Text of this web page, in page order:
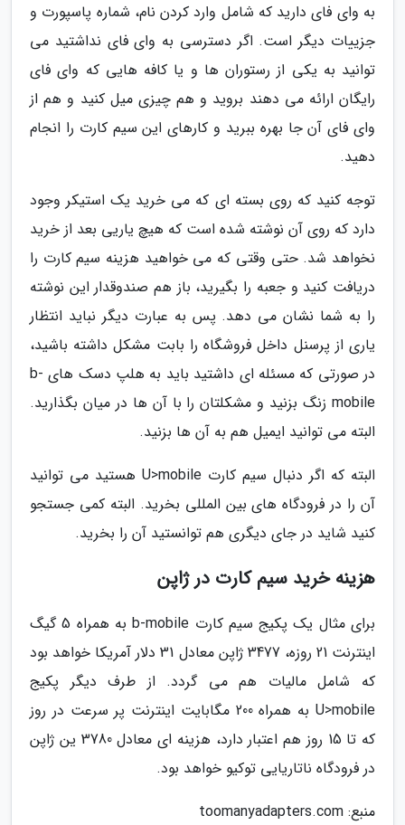
به وای فای دارید که شامل وارد کردن نام، شماره پاسپورت و
جزییات دیگر است. اگر دسترسی به وای فای نداشتید می
توانید به یکی از رستوران ها و یا کافه هایی که وای فای
رایگان ارائه می دهند بروید و هم چیزی میل کنید و هم از
وای فای آن جا بهره ببرید و کارهای این سیم کارت را انجام
دهید.
توجه کنید که روی بسته ای که می خرید یک استیکر وجود
دارد که روی آن نوشته شده است که هیچ یاریی بعد از خرید
نخواهد شد. حتی وقتی که می خواهید هزینه سیم کارت را
دریافت کنید و جعبه را بگیرید، باز هم صندوقدار این نوشته
را به شما نشان می دهد. پس به عبارت دیگر نباید انتظار
یاری از پرسنل داخل فروشگاه را بابت مشکل داشته باشید،
در صورتی که مسئله ای داشتید باید به هلپ دسک های b-
mobile زنگ بزنید و مشکلتان را با آن ها در میان بگذارید.
البته می توانید ایمیل هم به آن ها بزنید.
البته که اگر دنبال سیم کارت U>mobile هستید می توانید
آن را در فرودگاه های بین المللی بخرید. البته کمی جستجو
کنید شاید در جای دیگری هم توانستید آن را بخرید.
هزینه خرید سیم کارت در ژاپن
برای مثال یک پکیج سیم کارت b-mobile به همراه 5 گیگ
اینترنت 21 روزه، 3477 ژاپن معادل 31 دلار آمریکا خواهد بود
که شامل مالیات هم می گردد. از طرف دیگر پکیج
U>mobile به همراه 200 مگابایت اینترنت پر سرعت در روز
که تا 15 روز هم اعتبار دارد، هزینه ای معادل 3780 ین ژاپن
در فرودگاه ناتاریایی توکیو خواهد بود.
منبع: toomanyadapters.com